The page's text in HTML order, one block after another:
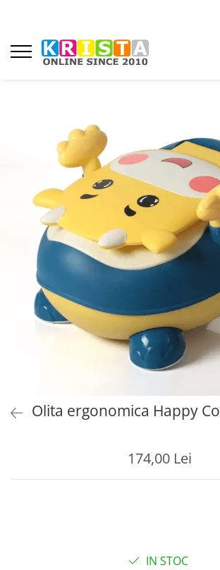
Olita ergonomica Happy
174,00 Lei
IN STOC